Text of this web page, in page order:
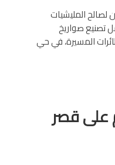
لصالح المليشيات
تصنيع صواريخ
المسيرة، في حي
على قصر